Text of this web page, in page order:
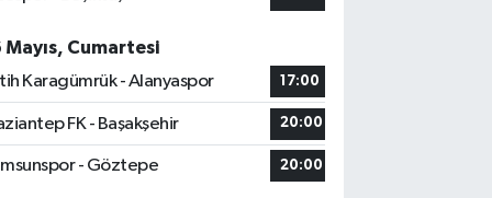
Mayıs, Cumartesi
Karagümrük - Alanyaspor
17:00
FK - Başakşehir 20:00
- Göztepe 20:00